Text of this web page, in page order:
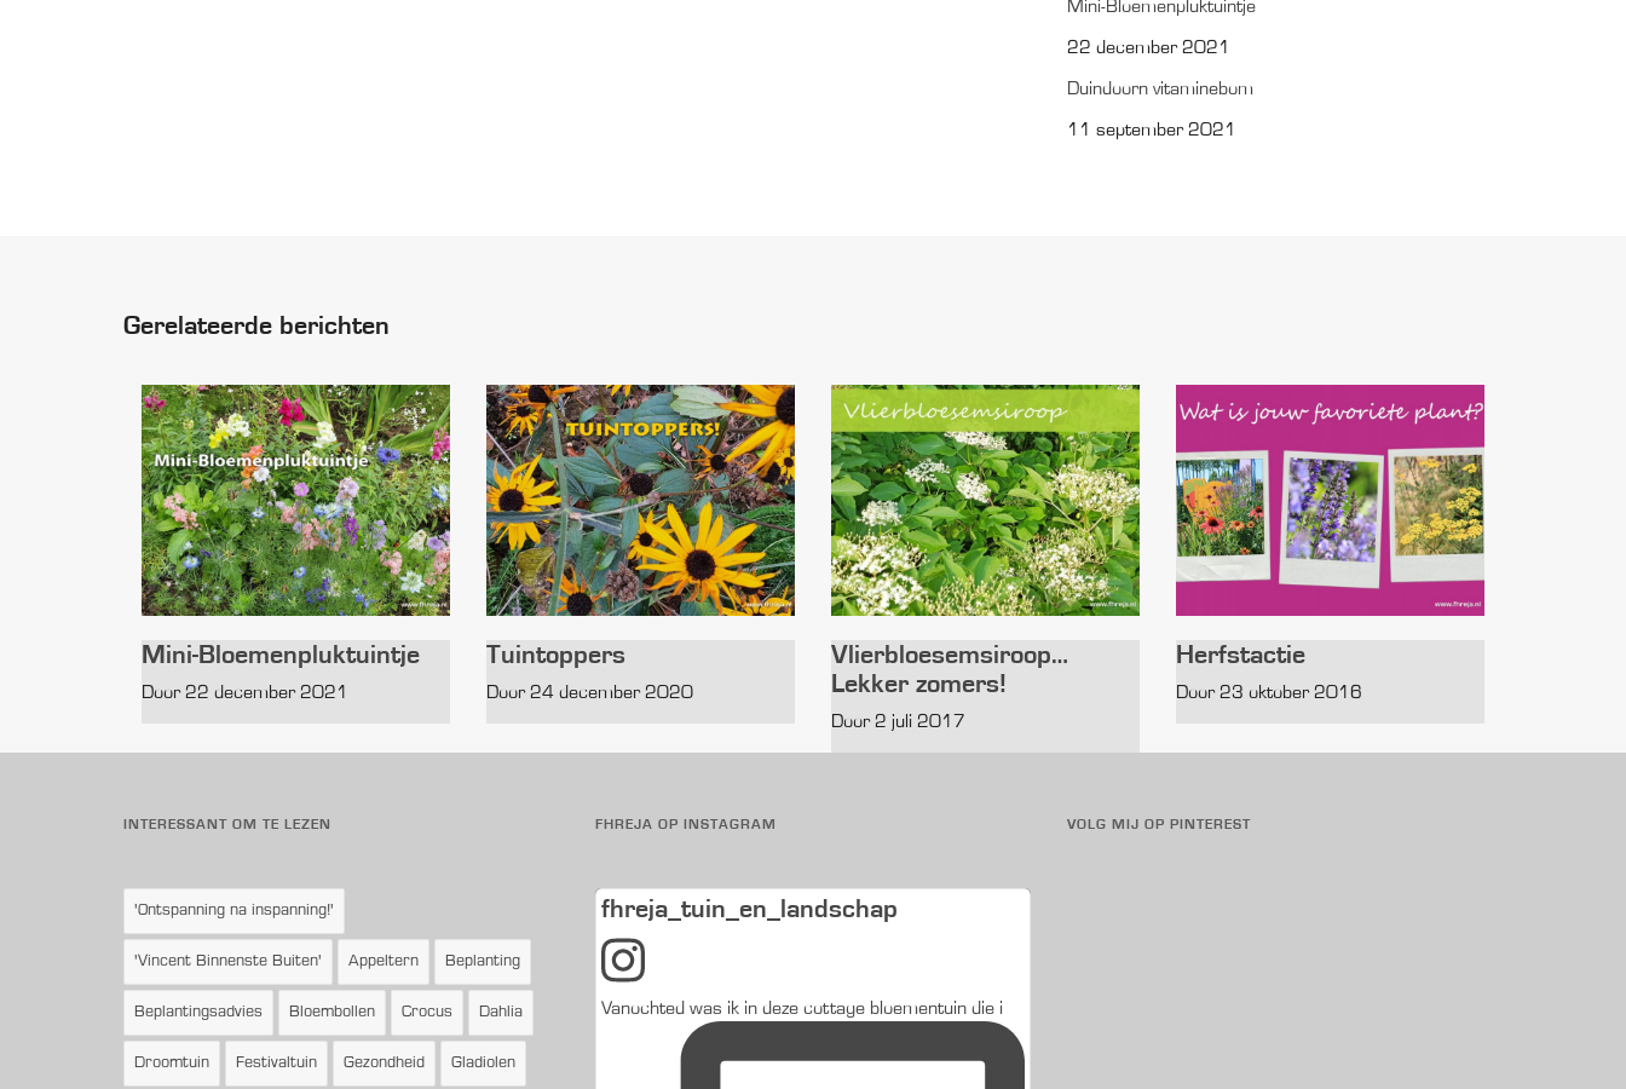
Mini-Bloemenpluktuintje
22 december 2021
Duindoorn vitaminebom
11 september 2021
Gerelateerde berichten
Mini-Bloemenpluktuintje
Door 22 december 2021
Tuintoppers
Door 24 december 2020
Vlierbloesemsiroop…
Lekker zomers!
Door 2 juli 2017
Herfstactie
Door 23 oktober 2016
INTERESSANT OM TE LEZEN
'Ontspanning na inspanning!'
'Vincent Binnenste Buiten' Appeltern Beplanting
Beplantingsadvies Bloembollen Crocus Dahlia
Droomtuin Festivaltuin Gezondheid Gladiolen
FHREJA OP INSTAGRAM
fhreja_tuin_en_landschap
Vanochted was ik in deze cottage bloementuin die i
VOLG MIJ OP PINTEREST